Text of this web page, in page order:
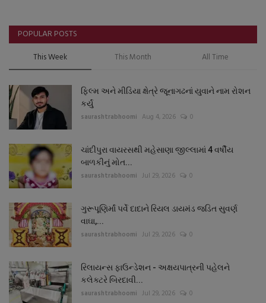
POPULAR POSTS
This Week This Month All Time
ફિલ્મ અને મીડિયા ક્ષેત્રે જૂનાગઢનાં યુવાને નામ રોશન
કર્યું
saurashtrabhoomi Aug 4, 2026 0
ચાંદીપુરા વાયરસથી મહેસાણા જીલ્લામાં 4 વર્ષીય
બાળકીનું મોત...
saurashtrabhoomi Jul 29, 2026 0
ગુરૂપૂણિર્માં પર્વે દાદાને રિયલ ડાયમંડ જડિત સુવર્ણ
વાઘા,...
saurashtrabhoomi Jul 29, 2026 0
રિલાયન્સ ફાઉન્ડેશન - અક્ષયપાત્રની પહેલને
કલેક્ટરે બિરદાવી...
saurashtrabhoomi Jul 29, 2026 0